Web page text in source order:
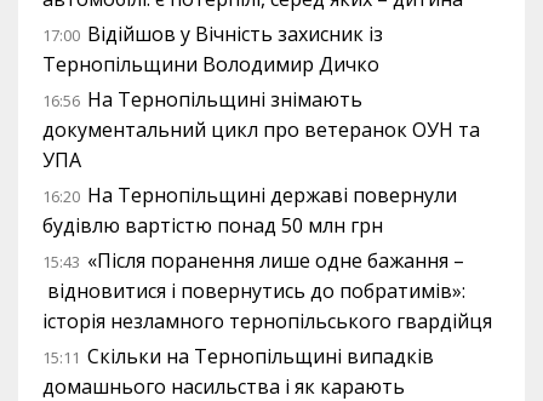
17:00 Відійшов у Вічність захисник із
Тернопільщини Володимир Дичко
16:56 На Тернопільщині знімають
документальний цикл про ветеранок ОУН та
УПА
16:20 На Тернопільщині державі повернули
будівлю вартістю понад 50 млн грн
15:43 «Після поранення лише одне бажання –
відновитися і повернутись до побратимів»:
історія незламного тернопільського гвардійця
15:11 Скільки на Тернопільщині випадків
домашнього насильства і як карають